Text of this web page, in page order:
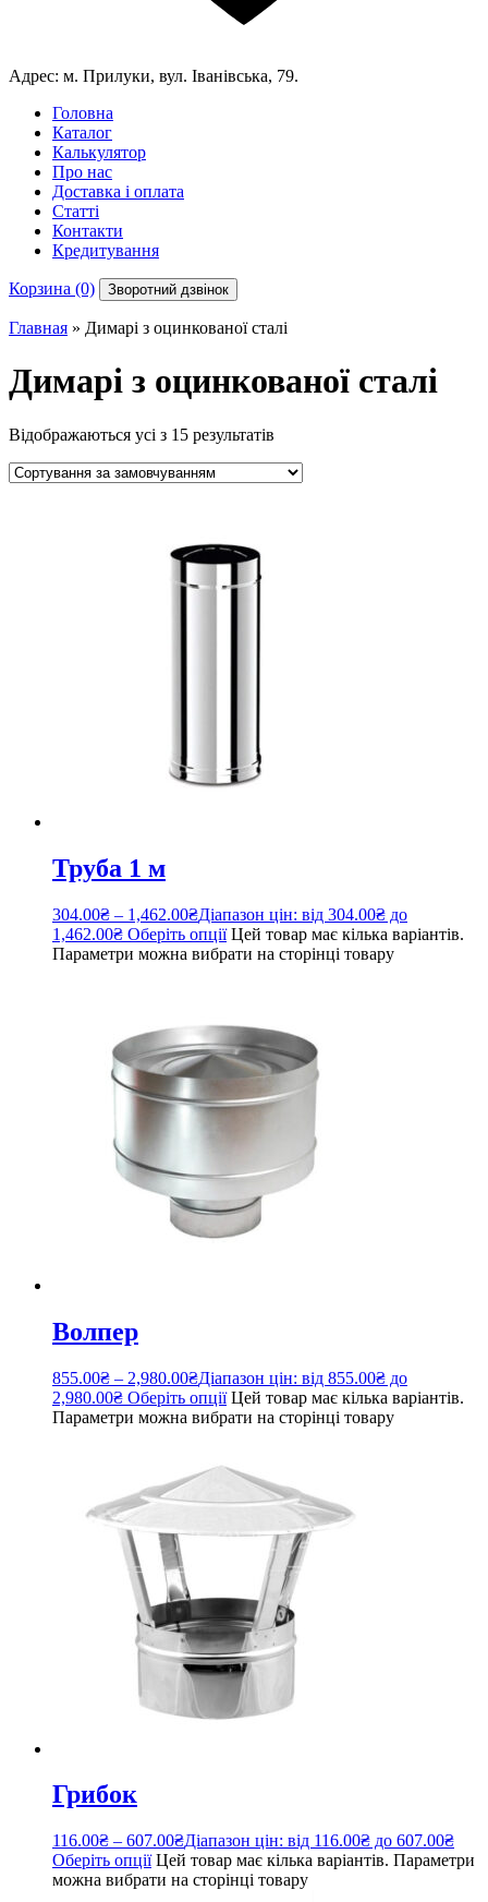
Адрес: м. Прилуки, вул. Іванівська, 79.
Головна
Каталог
Калькулятор
Про нас
Доставка і оплата
Статті
Контакти
Кредитування
Корзина (0) Зворотний дзвінок
Главная » Димарі з оцинкованої сталі
Димарі з оцинкованої сталі
Відображаються усі з 15 результатів
Труба 1 м
304.00₴ – 1,462.00₴Діапазон цін: від 304.00₴ до
1,462.00₴ Оберіть опції Цей товар має кілька варіантів.
Параметри можна вибрати на сторінці товару
Волпер
855.00₴ – 2,980.00₴Діапазон цін: від 855.00₴ до
2,980.00₴ Оберіть опції Цей товар має кілька варіантів.
Параметри можна вибрати на сторінці товару
Грибок
116.00₴ – 607.00₴Діапазон цін: від 116.00₴ до 607.00₴
Оберіть опції Цей товар має кілька варіантів. Параметри
можна вибрати на сторінці товару